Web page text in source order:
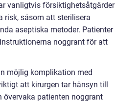
vanligtvis försiktighetsåtgärder
risk, såsom att sterilisera
aseptiska metoder. Patienter
noggrant för att
möjlig komplikation med
att kirurgen tar hänsyn till
övervaka patienten noggrant